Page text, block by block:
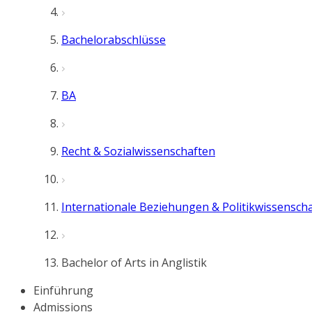
Bachelorabschlüsse
BA
Recht & Sozialwissenschaften
Internationale Beziehungen &
Bachelor of Arts in Anglistik
Einführung
Admissions